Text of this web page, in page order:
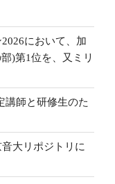
において、加
)第1位を、又ミリ
講師と研修生のた
大リポジトリに